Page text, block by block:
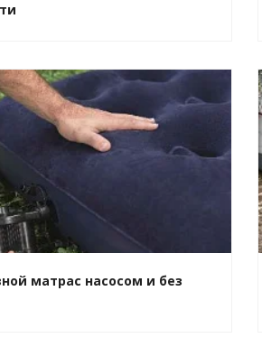
матрас насосом и без